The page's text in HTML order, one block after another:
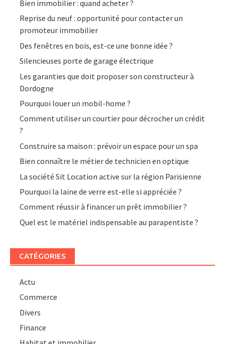
Bien immobilier : quand acheter ?
Reprise du neuf : opportunité pour contacter un
promoteur immobilier
Des fenêtres en bois, est-ce une bonne idée ?
Silencieuses porte de garage électrique
Les garanties que doit proposer son constructeur à
Dordogne
Pourquoi louer un mobil-home ?
Comment utiliser un courtier pour décrocher un crédit
?
Construire sa maison : prévoir un espace pour un spa
Bien connaître le métier de technicien en optique
La société Sit Location active sur la région Parisienne
Pourquoi la laine de verre est-elle si appréciée ?
Comment réussir à financer un prêt immobilier ?
Quel est le matériel indispensable au parapentiste ?
CATÉGORIES
Actu
Commerce
Divers
Finance